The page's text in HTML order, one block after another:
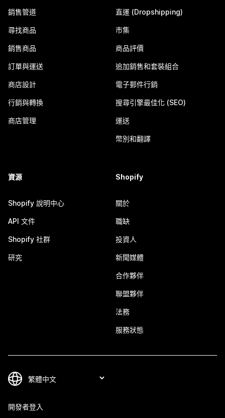
銷售管道
尋找商品
銷售商品
訂單與運送
商店設計
行銷與轉換
商店管理
直運 (Dropshipping)
市集
商品評價
追加銷售和套裝組合
電子郵件行銷
搜尋引擎最佳化 (SEO)
運送
幣別和翻譯
資源
Shopify 說明中心
API 文件
Shopify 社群
研究
Shopify
關於
職缺
投資人
新聞媒體
合作夥伴
聯盟夥伴
法務
服務狀態
開發者登入